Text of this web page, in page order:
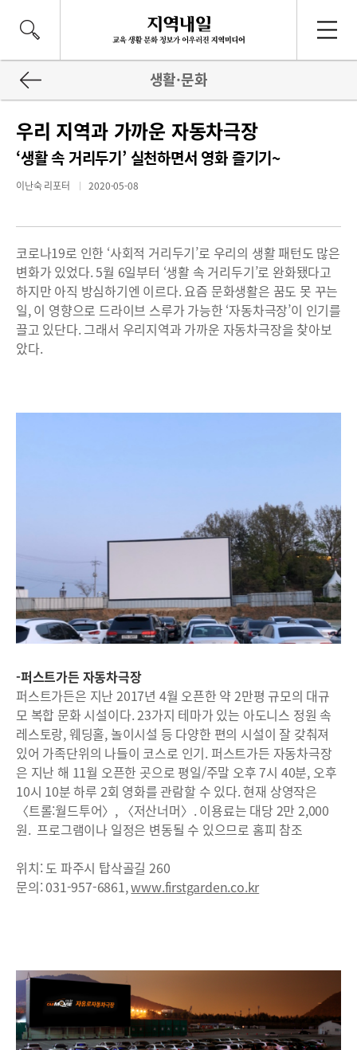
생활·문화
우리 지역과 가까운 자동차극장
‘생활 속 거리두기’ 실천하면서 영화 즐기기~
이난숙 리포터 2020-05-08
코로나19로 인한 ‘사회적 거리두기’로 우리의 생활 패턴도 많은
변화가 있었다. 5월 6일부터 ‘생활 속 거리두기’로 완화됐다고
하지만 아직 방심하기엔 이르다. 요즘 문화생활은 꿈도 못 꾸는
일, 이 영향으로 드라이브 스루가 가능한 ‘자동차극장’이 인기를
끌고 있단다. 그래서 우리지역과 가까운 자동차극장을 찾아보
았다.
-퍼스트가든 자동차극장
퍼스트가든은 지난 2017년 4월 오픈한 약 2만평 규모의 대규
모 복합 문화 시설이다. 23가지 테마가 있는 아도니스 정원 속
레스토랑, 웨딩홀, 놀이시설 등 다양한 편의 시설이 잘 갖춰져
있어 가족단위의 나들이 코스로 인기. 퍼스트가든 자동차극장
은 지난 해 11월 오픈한 곳으로 평일/주말 오후 7시 40분, 오후
10시 10분 하루 2회 영화를 관람할 수 있다. 현재 상영작은
〈트롤:월드투어〉, 〈저산너머〉. 이용료는 대당 2만 2,000
원. 프로그램이나 일정은 변동될 수 있으므로 홈피 참조
위치: 도 파주시 탑삭골길 260
문의: 031-957-6861,www.firstgarden.co.kr